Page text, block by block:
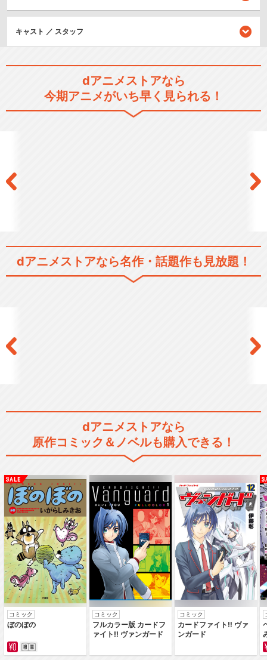
シリーズ／関連のアニメ作品
カッコウの許嫁
キャスト ／ スタッフ
dアニメストアなら
今期アニメがいち早く見られる！
dアニメストアなら名作・話題作も見放題！
dアニメストアなら
原作コミック＆ノベルも購入できる！
コミック
ぼのぼの
コミック
フルカラー版 カードフ
ァイト‼ ヴァンガード
コミック
カードファイト‼ ヴァ
ンガード